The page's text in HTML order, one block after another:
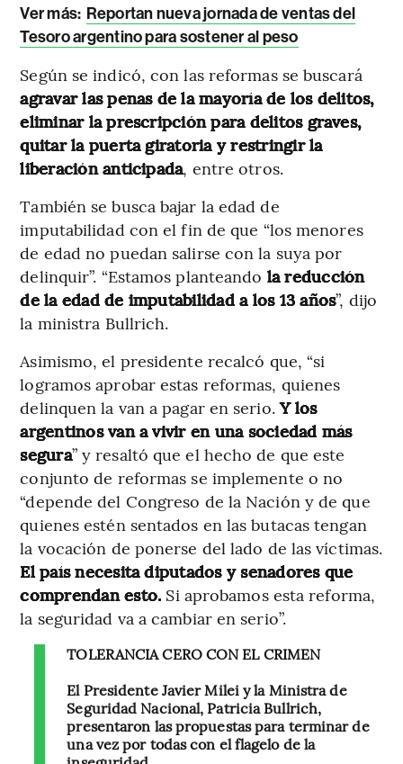
Ver más: Reportan nueva jornada de ventas del
Tesoro argentino para sostener al peso
Según se indicó, con las reformas se buscará
agravar las penas de la mayoría de los delitos,
eliminar la prescripción para delitos graves,
quitar la puerta giratoria y restringir la
liberación anticipada, entre otros.
También se busca bajar la edad de
imputabilidad con el fin de que “los menores
de edad no puedan salirse con la suya por
delinquir”. “Estamos planteando la reducción
de la edad de imputabilidad a los 13 años”, dijo
la ministra Bullrich.
Asimismo, el presidente recalcó que, “si
logramos aprobar estas reformas, quienes
delinquen la van a pagar en serio.Y los
argentinos van a vivir en una sociedad más
segura” y resaltó que el hecho de que este
conjunto de reformas se implemente o no
“depende del Congreso de la Nación y de que
quienes estén sentados en las butacas tengan
la vocación de ponerse del lado de las víctimas.
El país necesita diputados y senadores que
comprendan esto. Si aprobamos esta reforma,
la seguridad va a cambiar en serio”.
TOLERANCIA CERO CON EL CRIMEN
El Presidente Javier Milei y la Ministra de
Seguridad Nacional, Patricia Bullrich,
presentaron las propuestas para terminar de
una vez por todas con el flagelo de la